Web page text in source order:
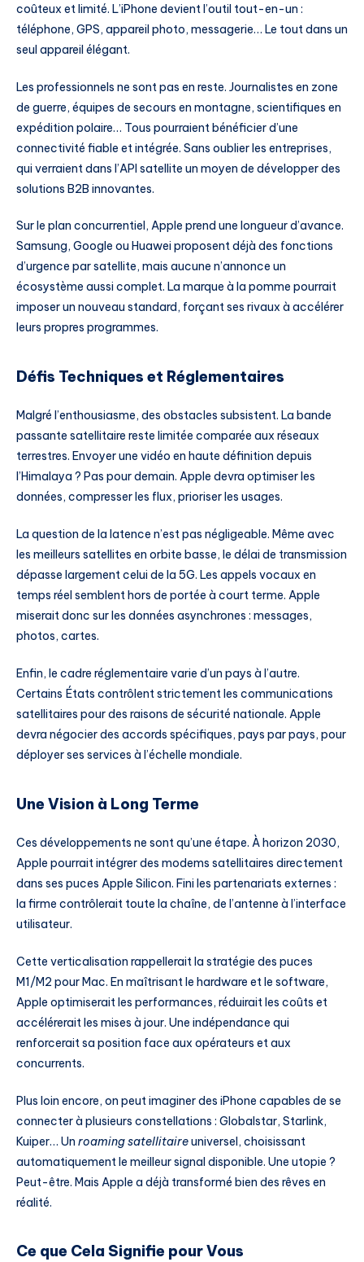
coûteux et limité. L’iPhone devient l’outil tout-en-un :
téléphone, GPS, appareil photo, messagerie… Le tout dans un
seul appareil élégant.
Les professionnels ne sont pas en reste. Journalistes en zone
de guerre, équipes de secours en montagne, scientifiques en
expédition polaire… Tous pourraient bénéficier d’une
connectivité fiable et intégrée. Sans oublier les entreprises,
qui verraient dans l’API satellite un moyen de développer des
solutions B2B innovantes.
Sur le plan concurrentiel, Apple prend une longueur d’avance.
Samsung, Google ou Huawei proposent déjà des fonctions
d’urgence par satellite, mais aucune n’annonce un
écosystème aussi complet. La marque à la pomme pourrait
imposer un nouveau standard, forçant ses rivaux à accélérer
leurs propres programmes.
Défis Techniques et Réglementaires
Malgré l’enthousiasme, des obstacles subsistent. La bande
passante satellitaire reste limitée comparée aux réseaux
terrestres. Envoyer une vidéo en haute définition depuis
l’Himalaya ? Pas pour demain. Apple devra optimiser les
données, compresser les flux, prioriser les usages.
La question de la latence n’est pas négligeable. Même avec
les meilleurs satellites en orbite basse, le délai de transmission
dépasse largement celui de la 5G. Les appels vocaux en
temps réel semblent hors de portée à court terme. Apple
miserait donc sur les données asynchrones : messages,
photos, cartes.
Enfin, le cadre réglementaire varie d’un pays à l’autre.
Certains États contrôlent strictement les communications
satellitaires pour des raisons de sécurité nationale. Apple
devra négocier des accords spécifiques, pays par pays, pour
déployer ses services à l’échelle mondiale.
Une Vision à Long Terme
Ces développements ne sont qu’une étape. À horizon 2030,
Apple pourrait intégrer des modems satellitaires directement
dans ses puces Apple Silicon. Fini les partenariats externes :
la firme contrôlerait toute la chaîne, de l’antenne à l’interface
utilisateur.
Cette verticalisation rappellerait la stratégie des puces
M1/M2 pour Mac. En maîtrisant le hardware et le software,
Apple optimiserait les performances, réduirait les coûts et
accélérerait les mises à jour. Une indépendance qui
renforcerait sa position face aux opérateurs et aux
concurrents.
Plus loin encore, on peut imaginer des iPhone capables de se
connecter à plusieurs constellations : Globalstar, Starlink,
Kuiper… Un roaming satellitaireuniversel, choisissant
automatiquement le meilleur signal disponible. Une utopie ?
Peut-être. Mais Apple a déjà transformé bien des rêves en
réalité.
Ce que Cela Signifie pour Vous